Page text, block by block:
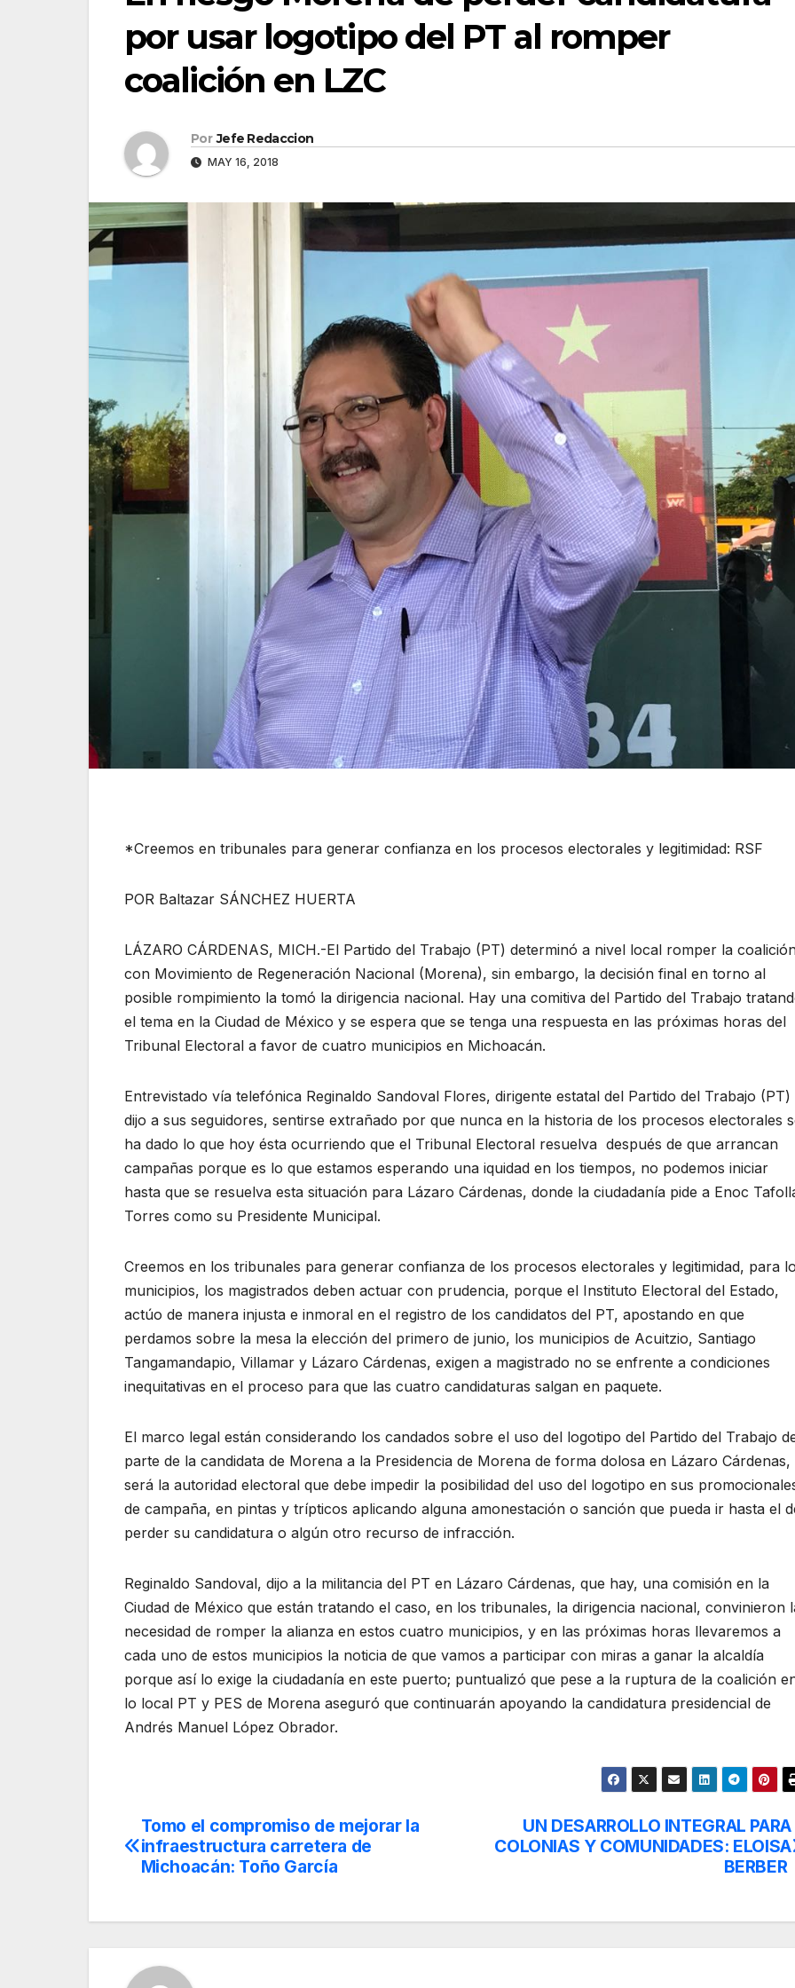
por usar logotipo del PT al romper
coalición en LZC
Por Jefe Redaccion
MAY 16, 2018
*Creemos en tribunales para generar confianza en los procesos electorales y legitimidad: RSF
POR Baltazar SÁNCHEZ HUERTA
LÁZARO CÁRDENAS, MICH.-El Partido del Trabajo (PT) determinó a nivel local romper la
con Movimiento de Regeneración Nacional (Morena), sin embargo, la decisión final en torno al
posible rompimiento la tomó la dirigencia nacional. Hay una comitiva del Partido del Trabajo
el tema en la Ciudad de México y se espera que se tenga una respuesta en las próximas horas del
Tribunal Electoral a favor de cuatro municipios en Michoacán.
Entrevistado vía telefónica Reginaldo Sandoval Flores, dirigente estatal del Partido del Trabajo (PT)
dijo a sus seguidores, sentirse extrañado por que nunca en la historia de los procesos electorales
ha dado lo que hoy ésta ocurriendo que el Tribunal Electoral resuelva después de que arrancan
campañas porque es lo que estamos esperando una iquidad en los tiempos, no podemos iniciar
hasta que se resuelva esta situación para Lázaro Cárdenas, donde la ciudadanía pide a Enoc
Torres como su Presidente Municipal.
Creemos en los tribunales para generar confianza de los procesos electorales y legitimidad, para
municipios, los magistrados deben actuar con prudencia, porque el Instituto Electoral del Estado,
actúo de manera injusta e inmoral en el registro de los candidatos del PT, apostando en que
perdamos sobre la mesa la elección del primero de junio, los municipios de Acuitzio, Santiago
Tangamandapio, Villamar y Lázaro Cárdenas, exigen a magistrado no se enfrente a condiciones
inequitativas en el proceso para que las cuatro candidaturas salgan en paquete.
El marco legal están considerando los candados sobre el uso del logotipo del Partido del Trabajo
parte de la candidata de Morena a la Presidencia de Morena de forma dolosa en Lázaro Cárdenas,
será la autoridad electoral que debe impedir la posibilidad del uso del logotipo en sus
de campaña, en pintas y trípticos aplicando alguna amonestación o sanción que pueda ir hasta el
perder su candidatura o algún otro recurso de infracción.
Reginaldo Sandoval, dijo a la militancia del PT en Lázaro Cárdenas, que hay, una comisión en la
Ciudad de México que están tratando el caso, en los tribunales, la dirigencia nacional, convinieron
necesidad de romper la alianza en estos cuatro municipios, y en las próximas horas llevaremos a
cada uno de estos municipios la noticia de que vamos a participar con miras a ganar la alcaldía
porque así lo exige la ciudadanía en este puerto; puntualizó que pese a la ruptura de la coalición
lo local PT y PES de Morena aseguró que continuarán apoyando la candidatura presidencial de
Andrés Manuel López Obrador.
Navegación
de
UN DESARROLLO INTEGRAL PARA
COLONIAS Y COMUNIDADES: ELOISA
BERBER
Tomo el compromiso de mejorar la
infraestructura carretera de
Michoacán: Toño García